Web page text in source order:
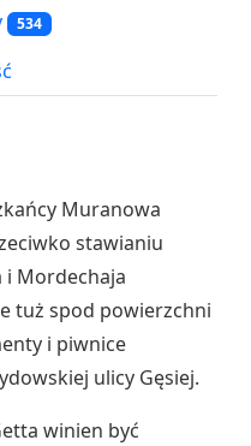
534
Muranowa
stawianiu
i Mordechaja
tuż spod powierzchni
i piwnice
ulicy Gęsiej.
winien być